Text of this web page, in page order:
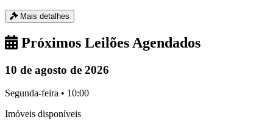
Mais detalhes
Próximos Leilões Agendados
10 de agosto de 2026
Segunda-feira • 10:00
Imóveis disponíveis